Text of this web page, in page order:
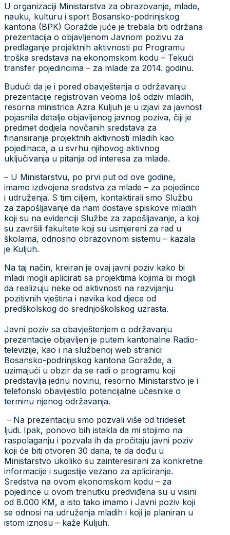
U organizaciji Ministarstva za obrazovanje, mlade,
nauku, kulturu i sport Bosansko-podrinjskog
kantona (BPK) Goražde juće je trebala biti održana
prezentacija o objavljenom Javnom pozivu za
predlaganje projektnih aktivnosti po Programu
troška sredstava na ekonomskom kodu – Tekući
transfer pojedincima – za mlade za 2014. godinu.
Budući da je i pored obavještenja o održavanju
prezentacije registrovan veoma loš odziv mladih,
resorna ministrica Azra Kuljuh je u izjavi za javnost
pojasnila detalje objavljenog javnog poziva, čiji je
predmet dodjela novčanih sredstava za
finansiranje projektnih aktivnosti mladih kao
pojedinaca, a u svrhu njihovog aktivnog
uključivanja u pitanja od interesa za mlade.
– U Ministarstvu, po prvi put od ove godine,
imamo izdvojena sredstva za mlade – za pojedince
i udruženja. S tim ciljem, kontaktirali smo Službu
za zapošljavanje da nam dostave spiskove mladih
koji su na evidenciji Službe za zapošljavanje, a koji
su završili fakultete koji su usmjereni za rad u
školama, odnosno obrazovnom sistemu – kazala
je Kuljuh.
Na taj način, kreiran je ovaj javni poziv kako bi
mladi mogli aplicirati sa projektima kojima bi mogli
da realizuju neke od aktivnosti na razvijanju
pozitivnih vještina i navika kod djece od
predškolskog do srednjoškolskog uzrasta.
Javni poziv sa obavještenjem o održavanju
prezentacije objavljen je putem kantonalne Radio-
televizije, kao i na službenoj web stranici
Bosansko-podrinjskog kantona Goražde, a
uzimajući u obzir da se radi o programu koji
predstavlja jednu novinu, resorno Ministarstvo je i
telefonski obavijestilo potencijalne učesnike o
terminu njenog održavanja.
– Na prezentaciju smo pozvali više od trideset
ljudi. Ipak, ponovo bih istakla da mi stojimo na
raspolaganju i pozvala ih da pročitaju javni poziv
koji će biti otvoren 30 dana, te da dođu u
Ministarstvo ukoliko su zainteresirani za konkretne
informacije i sugestije vezano za apliciranje.
Sredstva na ovom ekonomskom kodu – za
pojedince u ovom trenutku predviđena su u visini
od 8.000 KM, a isto tako imamo i Javni poziv koji
se odnosi na udruženja mladih i koji je planiran u
istom iznosu – kaže Kuljuh.